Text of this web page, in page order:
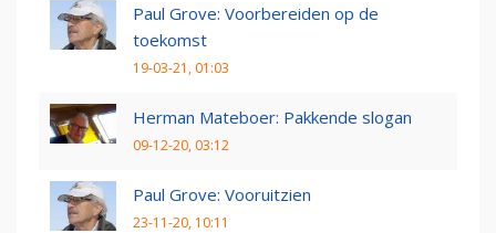
Paul Grove: Voorbereiden op de
toekomst
19-03-21, 01:03
Herman Mateboer: Pakkende slogan
09-12-20, 03:12
Paul Grove: Vooruitzien
23-11-20, 10:11